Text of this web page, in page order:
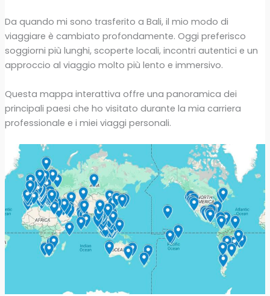
Da quando mi sono trasferito a Bali, il mio modo di
viaggiare è cambiato profondamente. Oggi preferisco
soggiorni più lunghi, scoperte locali, incontri autentici e un
approccio al viaggio molto più lento e immersivo.
Questa mappa interattiva offre una panoramica dei
principali paesi che ho visitato durante la mia carriera
professionale e i miei viaggi personali.